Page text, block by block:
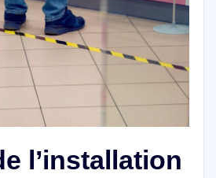
l’installation